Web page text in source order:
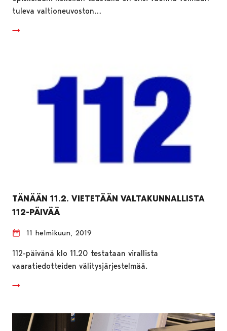
tuleva valtioneuvoston…
TÄNÄÄN 11.2. VIETETÄÄN VALTAKUNNALLISTA
112-PÄIVÄÄ
11 helmikuun, 2019
112-päivänä klo 11.20 testataan virallista
vaaratiedotteiden välitysjärjestelmää.